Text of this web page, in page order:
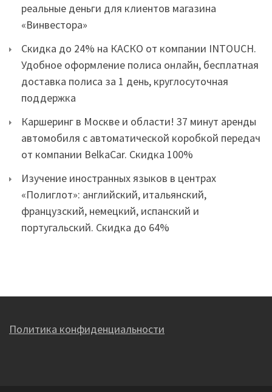
реальные деньги для клиентов магазина
«Винвестора»
Скидка до 24% на КАСКО от компании INTOUCH.
Удобное оформление полиса онлайн, бесплатная
доставка полиса за 1 день, круглосуточная
поддержка
Каршеринг в Москве и области! 37 минут аренды
автомобиля с автоматической коробкой передач
от компании BelkaCar. Скидка 100%
Изучение иностранных языков в центрах
«Полиглот»: английский, итальянский,
французский, немецкий, испанский и
португальский. Скидка до 64%
Политика конфиденциальности